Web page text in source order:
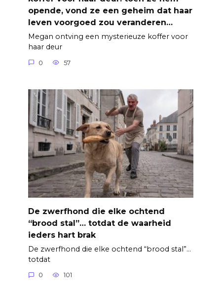
opende, vond ze een geheim dat haar
leven voorgoed zou veranderen…
Megan ontving een mysterieuze koffer voor
haar deur
0 57
De zwerfhond die elke ochtend
“brood stal”… totdat de waarheid
ieders hart brak
De zwerfhond die elke ochtend “brood stal”…
totdat
0 101